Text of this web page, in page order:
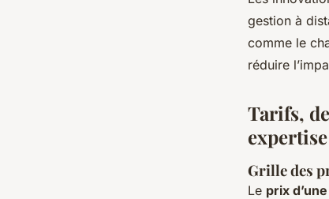
gestion à
comme le
réduire
Tarifs,
Grille des
Le prix